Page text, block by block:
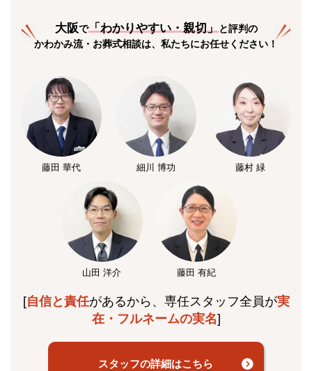
大阪で「わかりやすい・親切」と評判の
かわかみ流・お葬式相談は、私たちにお任せください！
藤田 華代 細川 博功 藤村 緑
山田 洋介 藤田 有紀
[自信と責任があるから、専任スタッフ全員が実
在・フルネームの実名]
スタッフの詳細はこちら